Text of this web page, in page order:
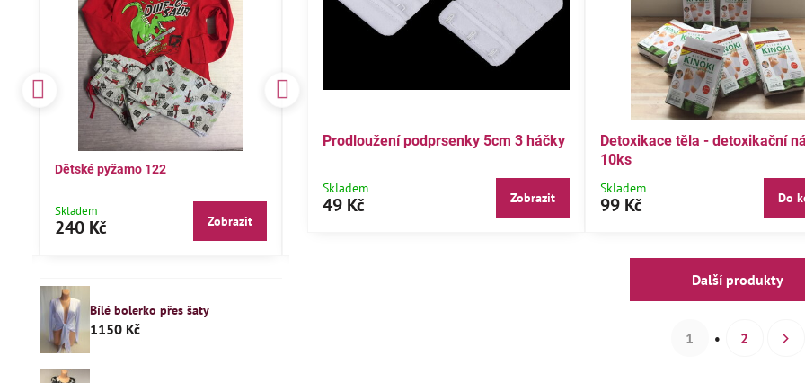
Prodloužení podprsenky 5cm 3 háčky
Skladem
49 Kč Zobrazit
Detoxikace těla - detoxikační
10ks
Skladem
99 Kč Do
Další produkty
1 2
Dětské pyžamo 122
Skladem
240 Kč Zobrazit
kalhoty98,104,110,116,122
Skladem
100 Kč
14%
Dívčí bavlněná čepice
Bílé bolerko přes šaty
1150 Kč